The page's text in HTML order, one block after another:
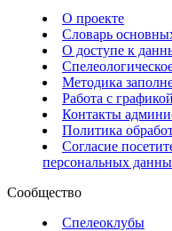
О проекте
Словарь
О доступе к
Методика
Работа с графикой
Контакты
Политика
Согласие
персональных
Сообщество
Спелеоклубы